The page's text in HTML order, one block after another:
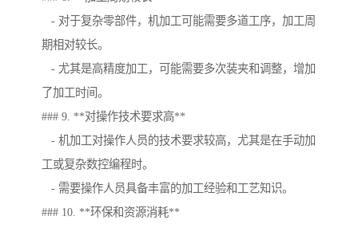
- 对于复杂零部件，机加工可能需要多道工序，加工周
期相对较长。
- 尤其是高精度加工，可能需要多次装夹和调整，增加
了加工时间。
### 9. **对操作技术要求高**
- 机加工对操作人员的技术要求较高，尤其是在手动加
工或复杂数控编程时。
- 需要操作人员具备丰富的加工经验和工艺知识。
### 10. **环保和资源消耗**